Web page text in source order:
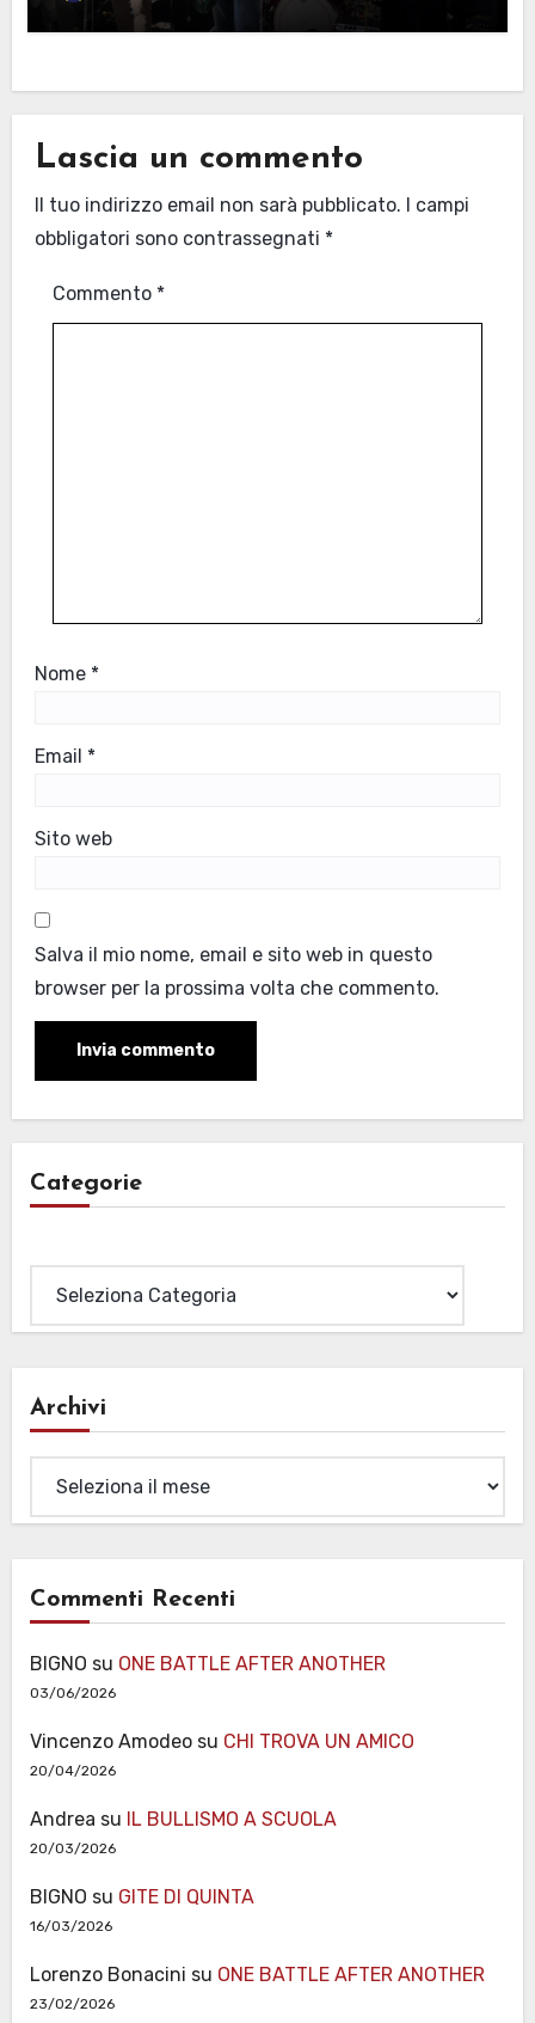
Lascia un commento
Il tuo indirizzo email non sarà pubblicato. I campi
obbligatori sono contrassegnati *
Commento *
Nome *
Email *
Sito web
Salva il mio nome, email e sito web in questo
browser per la prossima volta che commento.
Categorie
Archivi
Commenti Recenti
BIGNO su ONE BATTLE AFTER ANOTHER
03/06/2026
Vincenzo Amodeosu CHI TROVA UN AMICO
20/04/2026
Andrea su IL BULLISMO A SCUOLA
20/03/2026
BIGNO su GITE DI QUINTA
16/03/2026
Lorenzo Bonacini su ONE BATTLE AFTER ANOTHER
23/02/2026